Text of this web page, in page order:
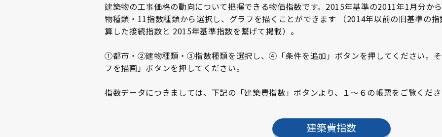
建築物の工事価格の動向について把握できる物価指数です。2015年基準の2011年1月分か
物種類・11指数種類から選択し、グラフを描くことができます （2014年以前の旧基準の
算した接続指数と 2015年基準指数を繋げて掲載）。
①都市・➁建物種類・③指数種類を選択し、④「条件を追加」ボタンを押してください。
フを描画」ボタンを押してください。
指数データにつきましては、下記の「建築費指数」ボタンより、１～６の帳票をご覧くだ
建築費指数